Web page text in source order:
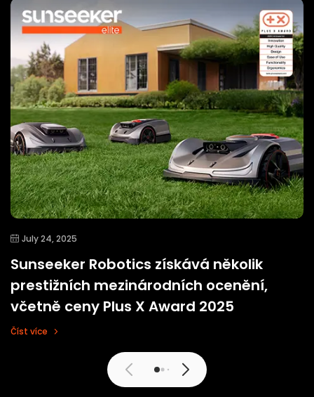
July 24, 2025
Sunseeker Robotics získává několik
prestižních mezinárodních ocenění,
včetně ceny Plus X Award 2025
Číst více